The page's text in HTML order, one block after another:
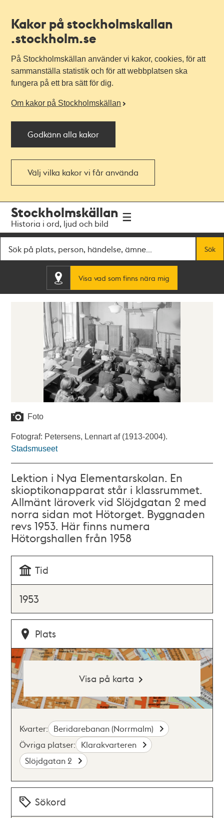
Kakor på stockholmskallan
.stockholm.se
På Stockholmskällan använder vi kakor, cookies, för att
sammanställa statistik och för att webbplatsen ska
fungera på ett bra sätt för dig.
Om kakor på Stockholmskällan
Godkänn alla kakor
Välj vilka kakor vi får använda
navigationen
huvudinnehållet
Stockholmskällan
Historia i ord, ljud och bild
Sök
Visa vad som finns nära mig
Foto
Fotograf: Petersens, Lennart af (1913-2004).
Stadsmuseet
Lektion i Nya Elementarskolan. En
skioptikonapparat står i klassrummet.
Allmänt läroverk vid Slöjdgatan 2 med
norra sidan mot Hötorget. Byggnaden
revs 1953. Här finns numera
Hötorgshallen från 1958
Tid
1953
Plats
Visa på karta
Kvarter: Beridarebanan (Norrmalm)
Övriga platser: Klarakvarteren
Slöjdgatan 2
Sökord